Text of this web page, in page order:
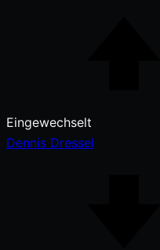
Eingewechselt
Dennis Dressel